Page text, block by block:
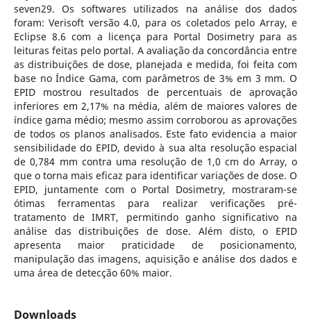
seven29. Os softwares utilizados na análise dos dados
foram: Verisoft versão 4.0, para os coletados pelo Array, e
Eclipse 8.6 com a licença para Portal Dosimetry para as
leituras feitas pelo portal. A avaliação da concordância entre
as distribuições de dose, planejada e medida, foi feita com
base no Índice Gama, com parâmetros de 3% em 3 mm. O
EPID mostrou resultados de percentuais de aprovação
inferiores em 2,17% na média, além de maiores valores de
índice gama médio; mesmo assim corroborou as aprovações
de todos os planos analisados. Este fato evidencia a maior
sensibilidade do EPID, devido à sua alta resolução espacial
de 0,784 mm contra uma resolução de 1,0 cm do Array, o
que o torna mais eficaz para identificar variações de dose. O
EPID, juntamente com o Portal Dosimetry, mostraram-se
ótimas ferramentas para realizar verificações pré-
tratamento de IMRT, permitindo ganho significativo na
análise das distribuições de dose. Além disto, o EPID
apresenta maior praticidade de posicionamento,
manipulação das imagens, aquisição e análise dos dados e
uma área de detecção 60% maior.
Downloads